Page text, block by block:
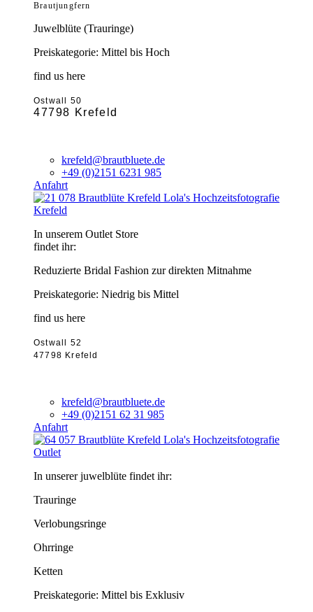
Brautjungfern
Juwelblüte (Trauringe)
Preiskategorie: Mittel bis Hoch
find us here
Ostwall 50
47798 Krefeld
krefeld@brautbluete.de
+49 (0)2151 6231 985
Anfahrt
Krefeld
In unserem Outlet Store
findet ihr:
Reduzierte Bridal Fashion zur direkten Mitnahme
Preiskategorie: Niedrig bis Mittel
find us here
Ostwall 52
47798 Krefeld
krefeld@brautbluete.de
+49 (0)2151 62 31 985
Anfahrt
Outlet
In unserer juwelblüte findet ihr:
Trauringe
Verlobungsringe
Ohrringe
Ketten
Preiskategorie: Mittel bis Exklusiv